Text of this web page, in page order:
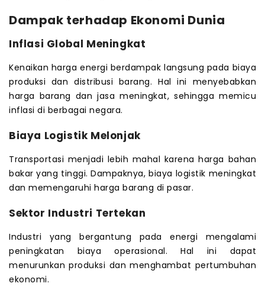
Dampak terhadap Ekonomi Dunia
Inflasi Global Meningkat
Kenaikan harga energi berdampak langsung pada biaya
produksi dan distribusi barang. Hal ini menyebabkan
harga barang dan jasa meningkat, sehingga memicu
inflasi di berbagai negara.
Biaya Logistik Melonjak
Transportasi menjadi lebih mahal karena harga bahan
bakar yang tinggi. Dampaknya, biaya logistik meningkat
dan memengaruhi harga barang di pasar.
Sektor Industri Tertekan
Industri yang bergantung pada energi mengalami
peningkatan biaya operasional. Hal ini dapat
menurunkan produksi dan menghambat pertumbuhan
ekonomi.